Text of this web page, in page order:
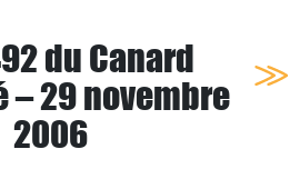
du Canard
– 29 novembre
2006